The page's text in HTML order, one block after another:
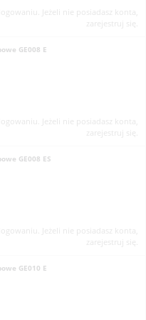
Jeżeli nie posiadasz konta,
zarejestruj się.
GE008 E
Jeżeli nie posiadasz konta,
zarejestruj się.
GE008 ES
Jeżeli nie posiadasz konta,
zarejestruj się.
GE010 E